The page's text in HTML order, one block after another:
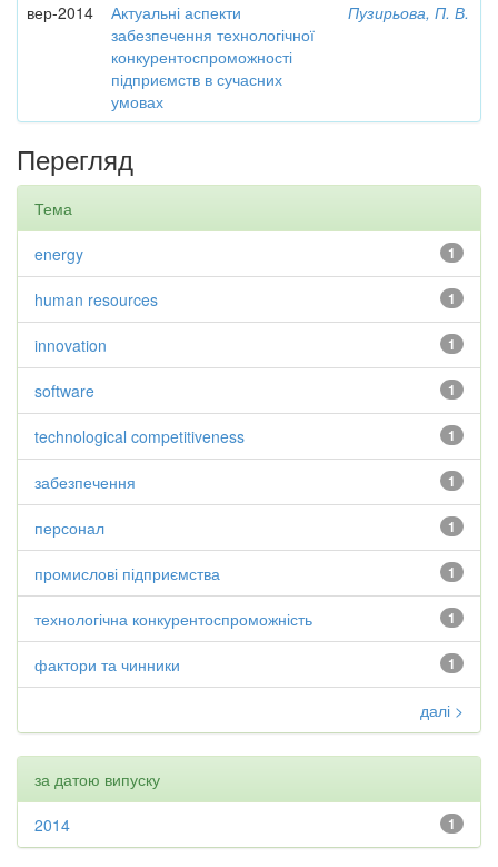
вер-2014
Актуальні аспекти
забезпечення технологічної
конкурентоспроможності
підприємств в сучасних
умовах
Пузирьова, П. В.
Перегляд
Тема
1
energy
1
human resources
1
innovation
1
software
1
technological competitiveness
1
забезпечення
1
персонал
1
промислові підприємства
1
технологічна конкурентоспроможність
1
фактори та чинники
далі >
за датою випуску
1
2014